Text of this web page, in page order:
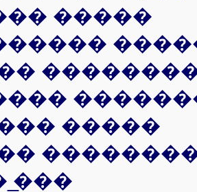
�����
�����
̲���